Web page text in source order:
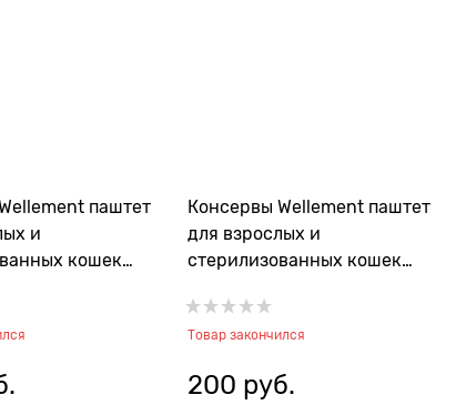
паштет
и
кошек
Консервы Wellement паштет
для взрослых и
стерилизованных кошек
Pate
Товар закончился
200 руб.